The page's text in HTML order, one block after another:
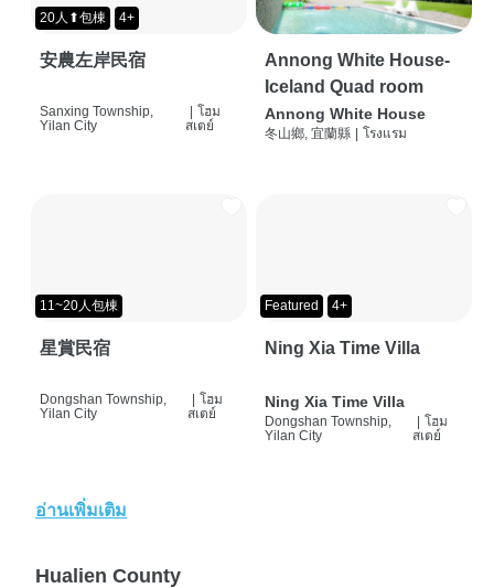
20人⬆包棟 4+
安農左岸民宿
Sanxing Township,
Yilan City
| โฮม
สเตย์
Annong White House-
Iceland Quad room
Annong White House
冬山鄉, 宜蘭縣 | โรงแรม
11~20人包棟
星賞民宿
Dongshan Township,
Yilan City
โฮม
สเตย์
Featured 4+
Ning Xia Time Villa
Ning Xia Time Villa
Dongshan Township,
Yilan City
โฮม
สเตย์
อ่านเพิ่มเติม
Hualien County